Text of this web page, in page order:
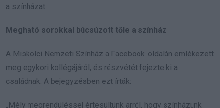
a színházat.
Megható sorokkal búcsúzott tőle a színház
A Miskolci Nemzeti Színház a Facebook-oldalán emlékezett
meg egykori kollégájáról, és részvétét fejezte ki a
családnak. A bejegyzésben ezt írták:
„Mély megrendüléssel értesültünk arról, hogy színházunk